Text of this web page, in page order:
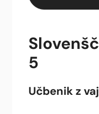
5
Učbenik z